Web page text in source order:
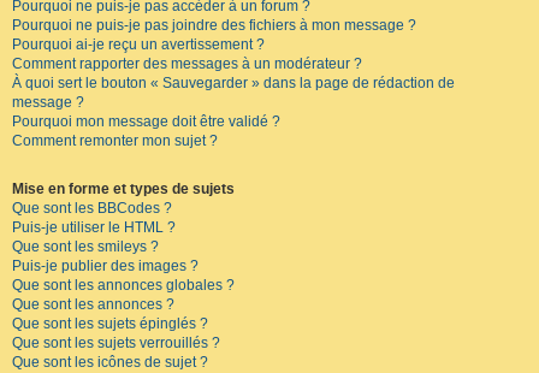
Pourquoi ne puis-je pas accéder à un forum ?
Pourquoi ne puis-je pas joindre des fichiers à mon message ?
Pourquoi ai-je reçu un avertissement ?
Comment rapporter des messages à un modérateur ?
À quoi sert le bouton « Sauvegarder » dans la page de rédaction de
message ?
Pourquoi mon message doit être validé ?
Comment remonter mon sujet ?
Mise en forme et types de sujets
Que sont les BBCodes ?
Puis-je utiliser le HTML ?
Que sont les smileys ?
Puis-je publier des images ?
Que sont les annonces globales ?
Que sont les annonces ?
Que sont les sujets épinglés ?
Que sont les sujets verrouillés ?
Que sont les icônes de sujet ?